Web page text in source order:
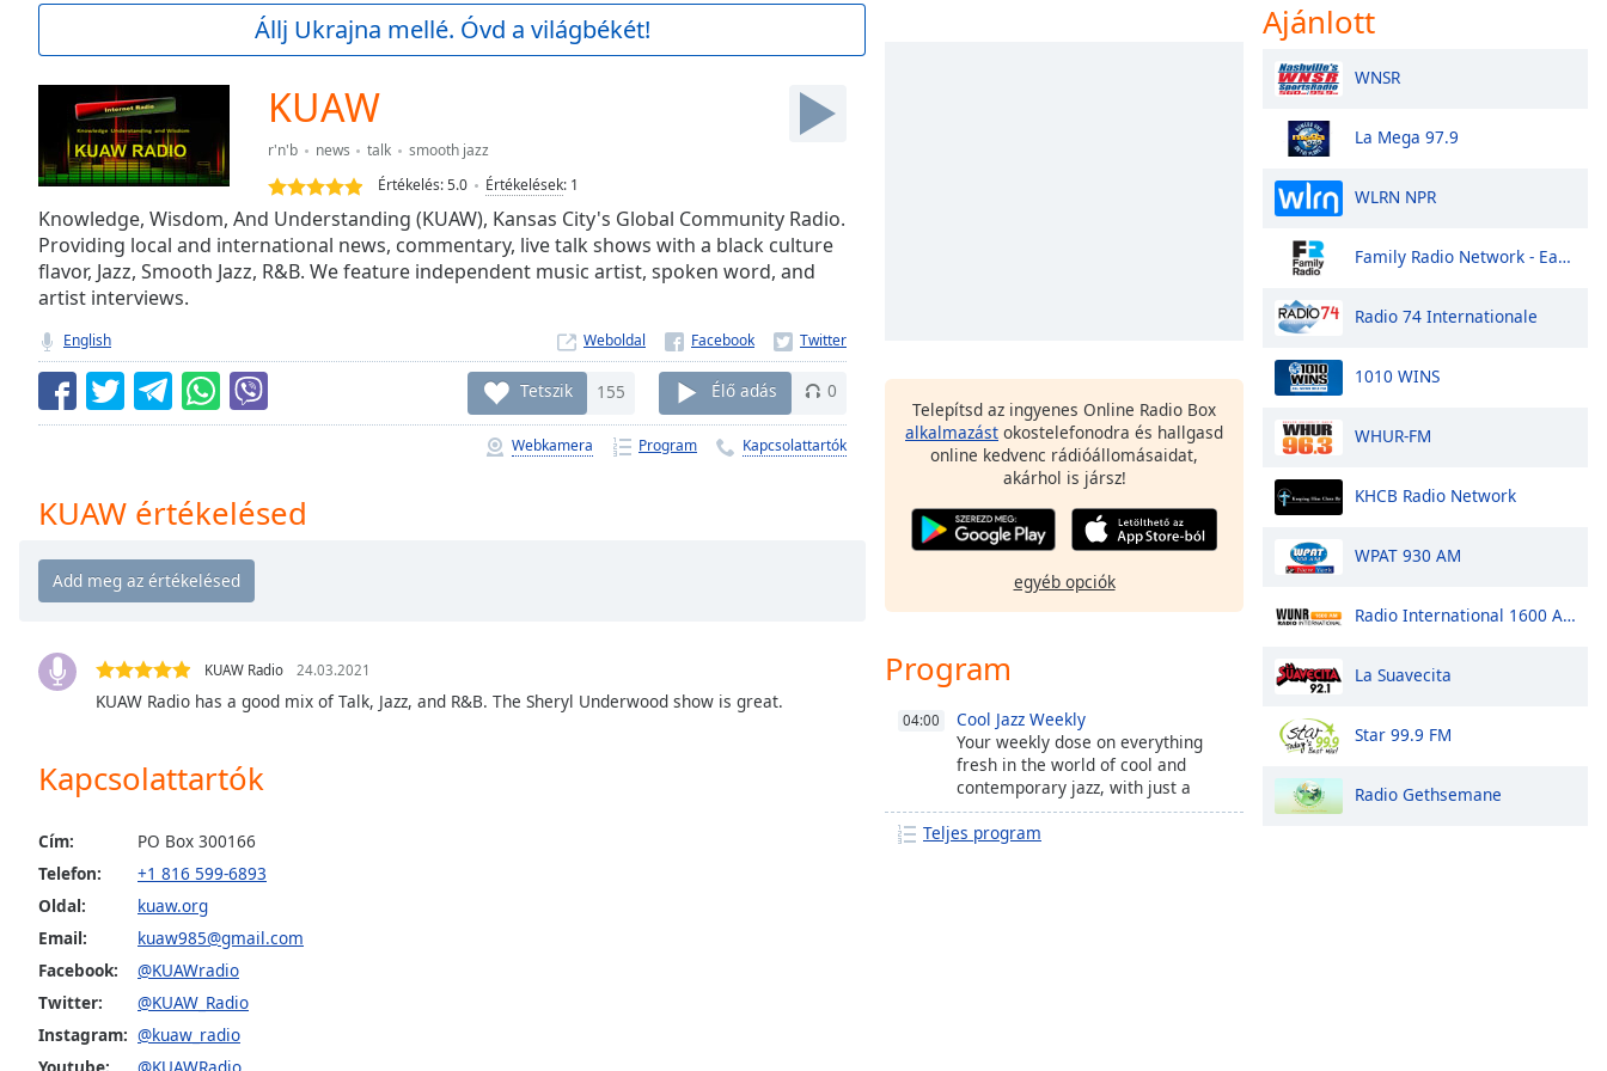
Current
Duration-:-
Stream
TypeLIVE
Seek to
live,
currently
behind
Remaining
Time-
Chapters
descriptions
Subtitles
settings
opens
subtitles
settings
subtitles
off,
selected
Állj Ukrajna mellé. Óvd a világbékét!
KUAW
r'n'b news talk
smooth jazz
Értékelés:5.0 Értékelések: 1
Knowledge, Wisdom, And Understanding (KUAW), Kansas City's Global Community Radio.
Providing local and international news, commentary, live talk shows with a black culture
flavor, Jazz, Smooth Jazz, R&B. We feature independent music artist, spoken word, and
artist interviews.
English Weboldal
Tetszik 155 Élő adás 0
Webkamera Program Kapcsolattartók
KUAW értékelésed
KUAW Radio 24.03.2021
KUAW Radio has a good mix of Talk, Jazz, and R&B. The Sheryl Underwood show is great.
Kapcsolattartók
Cím:
PO Box 300166
Telefon:
+1 816 599-6893
Oldal:
kuaw.org
Email:
kuaw985@gmail.com
Facebook:
@KUAWradio
Twitter:
@KUAW_Radio
Instagram: @kuaw_radio
Youtube:
@KUAWRadio
Telepítsd az ingyenes Online Radio Box
alkalmazást okostelefonodra és hallgasd
online kedvenc rádióállomásaidat,
akárhol is jársz!
egyéb opciók
Program
04:00
Cool Jazz Weekly
Your weekly dose on everything
fresh in the world of cool and
contemporary jazz, with just a
dash of the retro.
Teljes program
Ajánlott
WNSR
La Mega 97.9
WLRN NPR
Family Radio Network - East Coast
Radio 74 Internationale
1010 WINS
WHUR-FM
KHCB Radio Network
WPAT 930 AM
Radio International 1600 AM
La Suavecita
Star 99.9 FM
Radio Gethsemane